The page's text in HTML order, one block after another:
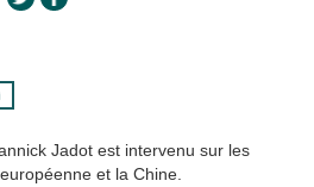
Jadot est intervenu sur les
et la Chine.